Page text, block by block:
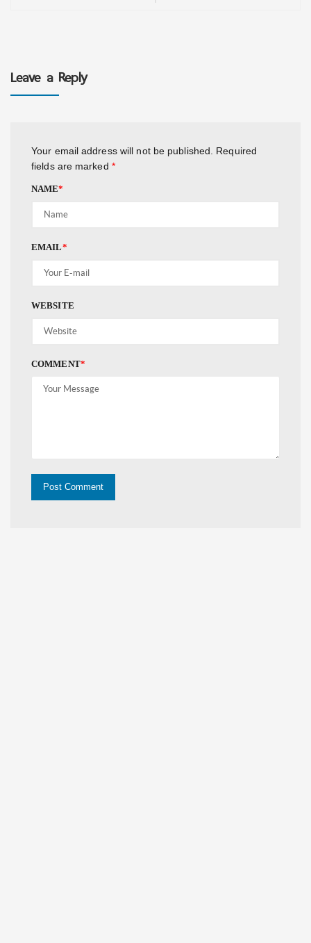
Leave a Reply
Your email address will not be published.
Required
fields are marked *
NAME*
EMAIL*
WEBSITE
COMMENT*